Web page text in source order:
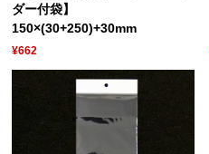
ダー付袋】
150×(30+250)+30mm
¥662